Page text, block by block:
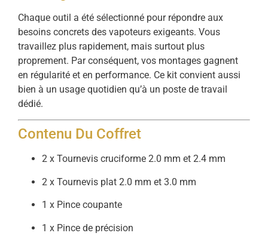
Chaque outil a été sélectionné pour répondre aux
besoins concrets des vapoteurs exigeants. Vous
travaillez plus rapidement, mais surtout plus
proprement. Par conséquent, vos montages gagnent
en régularité et en performance. Ce kit convient aussi
bien à un usage quotidien qu’à un poste de travail
dédié.
Contenu Du Coffret
2 x Tournevis cruciforme 2.0 mm et 2.4 mm
2 x Tournevis plat 2.0 mm et 3.0 mm
1 x Pince coupante
1 x Pince de précision